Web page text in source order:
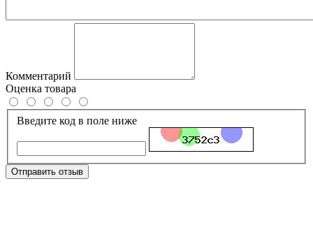
Комментарий
Оценка товара
Введите код в поле ниже
Отправить отзыв